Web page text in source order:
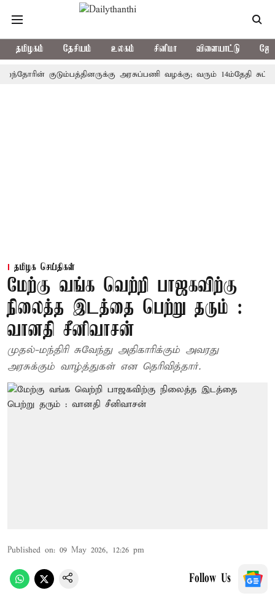
தமிழகம் தேசியம் உலகம் சினிமா விளையாட்டு
குடும்பத்தினருக்கு அரசுப்பணி வழக்கு; வரும் 14ம்தேதி
தமிழக செய்திகள்
மேற்கு வங்க வெற்றி பாஜகவிற்கு
நிலைத்த இடத்தை பெற்று தரும் :
வானதி சீனிவாசன்
முதல்-மந்திரி சுவேந்து அதிகாரிக்கும் அவரது
அரசுக்கும் வாழ்த்துகள் என தெரிவித்தார்.
Published on: 09 May 2026, 12:26 pm
Follow Us